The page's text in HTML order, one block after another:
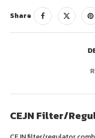
Share
CEJN Filter/